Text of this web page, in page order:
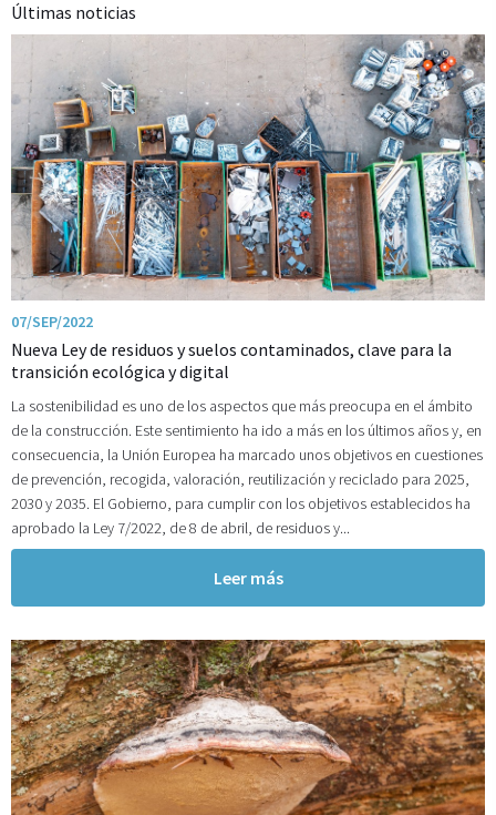
Últimas noticias
07/SEP/2022
Nueva Ley de residuos y suelos contaminados, clave para la
transición ecológica y digital
La sostenibilidad es uno de los aspectos que más preocupa en el ámbito
de la construcción. Este sentimiento ha ido a más en los últimos años y, en
consecuencia, la Unión Europea ha marcado unos objetivos en cuestiones
de prevención, recogida, valoración, reutilización y reciclado para 2025,
2030 y 2035. El Gobierno, para cumplir con los objetivos establecidos ha
aprobado la Ley 7/2022, de 8 de abril, de residuos y...
Leer más